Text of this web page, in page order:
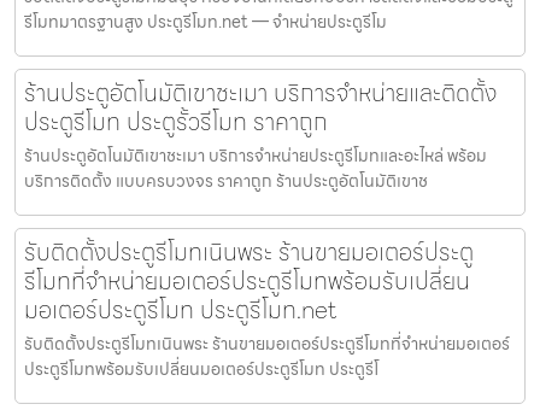
รีโมทมาตรฐานสูง ประตูรีโมท.net — จำหน่ายประตูรีโม
ร้านประตูอัตโนมัติเขาชะเมา บริการจำหน่ายและติดตั้ง
ประตูรีโมท ประตูรั้วรีโมท ราคาถูก
ร้านประตูอัตโนมัติเขาชะเมา บริการจำหน่ายประตูรีโมทและอะไหล่ พร้อม
บริการติดตั้ง แบบครบวงจร ราคาถูก ร้านประตูอัตโนมัติเขาช
รับติดตั้งประตูรีโมทเนินพระ ร้านขายมอเตอร์ประตู
รีโมทที่จำหน่ายมอเตอร์ประตูรีโมทพร้อมรับเปลี่ยน
มอเตอร์ประตูรีโมท ประตูรีโมท.net
รับติดตั้งประตูรีโมทเนินพระ ร้านขายมอเตอร์ประตูรีโมทที่จำหน่ายมอเตอร์
ประตูรีโมทพร้อมรับเปลี่ยนมอเตอร์ประตูรีโมท ประตูรีโ